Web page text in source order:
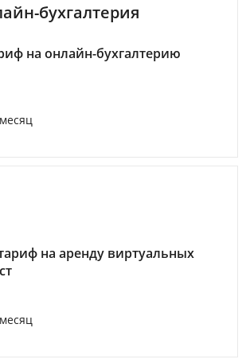
бухгалтерия
на онлайн-бухгалтерию
на аренду виртуальных